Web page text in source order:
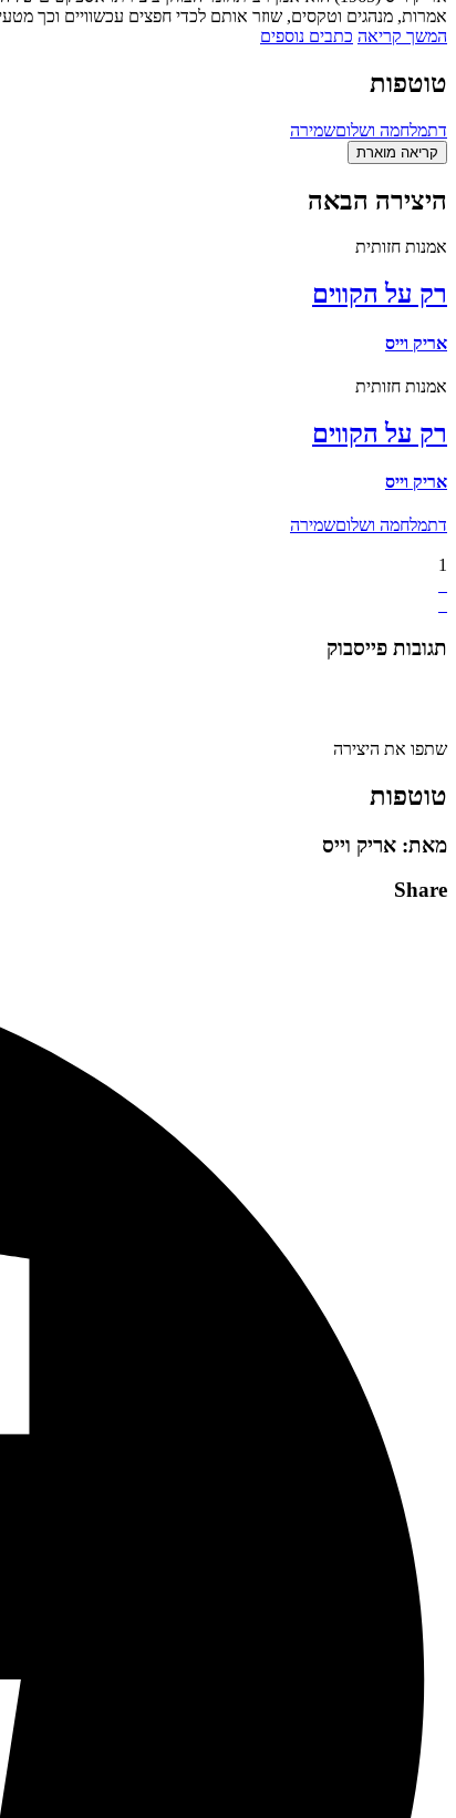
אמרות, מנהגים וטקסים, שוזר אותם לכדי חפצים עכשוויים וכך
המשך קריאה כתבים נוספים
טוטפות
דתמלחמה ושלוםשמירה
קריאה מוארת
היצירה הבאה
אמנות חזותית
רק על הקווים
אריק וייס
אמנות חזותית
רק על הקווים
אריק וייס
דתמלחמה ושלוםשמירה
1
תגובות פייסבוק
שתפו את היצירה
טוטפות
מאת: אריק וייס
Share